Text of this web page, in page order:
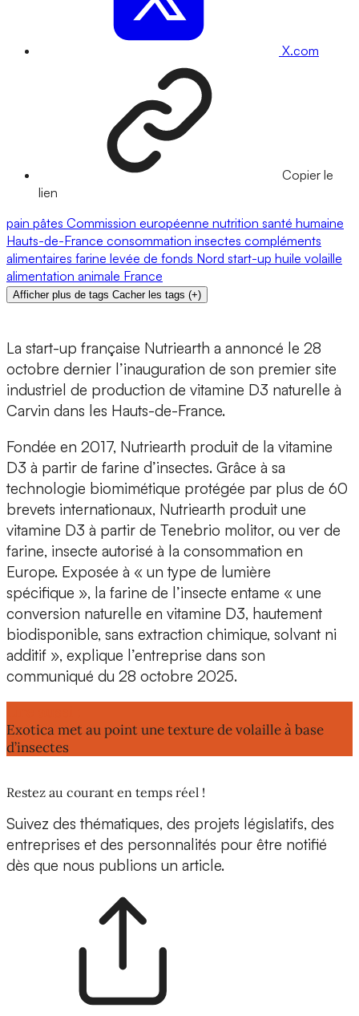
X.com
Copier le
lien
pain pâtes Commission européenne nutrition santé humaine
Hauts-de-France consommation insectes compléments
alimentaires farine levée de fonds Nord start-up huile volaille
alimentation animale France
Afficher plus de tags Cacher les tags (+)
La start-up française Nutriearth a annoncé le 28
octobre dernier l’inauguration de son premier site
industriel de production de vitamine D3 naturelle à
Carvin dans les Hauts-de-France.
Fondée en 2017, Nutriearth produit de la vitamine
D3 à partir de farine d’insectes. Grâce à sa
technologie biomimétique protégée par plus de 60
brevets internationaux, Nutriearth produit une
vitamine D3 à partir de Tenebrio molitor, ou ver de
farine, insecte autorisé à la consommation en
Europe. Exposée à « un type de lumière
spécifique », la farine de l’insecte entame « une
conversion naturelle en vitamine D3, hautement
biodisponible, sans extraction chimique, solvant ni
additif », explique l’entreprise dans son
communiqué du 28 octobre 2025.
Exotica met au point une texture de volaille à base
d’insectes
Restez au courant en temps réel !
Suivez des thématiques, des projets législatifs, des
entreprises et des personnalités pour être notifié
dès que nous publions un article.